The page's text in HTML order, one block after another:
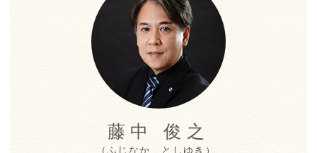
藤中 俊之
（ふじなか としゆき）